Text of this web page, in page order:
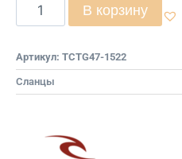
В корзину
Артикул: TCTG47-1522
Сланцы